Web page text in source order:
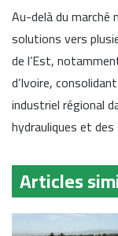
Au-delà du marché
solutions vers
de l’Est,
d’Ivoire,
industriel régional
hydrauliques et
Articles